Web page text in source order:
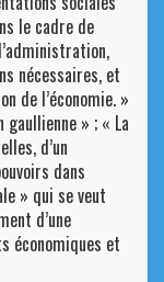
le cadre de
nécessaires, et
de l’économie. »
» ; « La
d’un
dans
» qui se veut
d’une
économiques et